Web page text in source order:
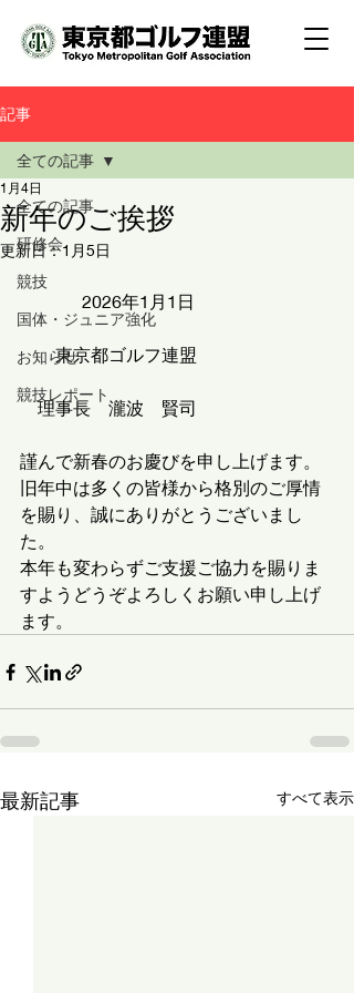
記事
全ての記事
研修会
競技
国体・ジュニア強化
お知らせ
競技レポート
全ての記事
新年のご挨拶
1月4日
更新日：1月5日
2026年1月1日
東京都ゴルフ連盟
理事長　瀧波　賢司
謹んで新春のお慶びを申し上げます。
旧年中は多くの皆様から格別のご厚情
を賜り、誠にありがとうございまし
た。
本年も変わらずご支援ご協力を賜りま
すようどうぞよろしくお願い申し上げ
ます。
最新記事 すべて表示